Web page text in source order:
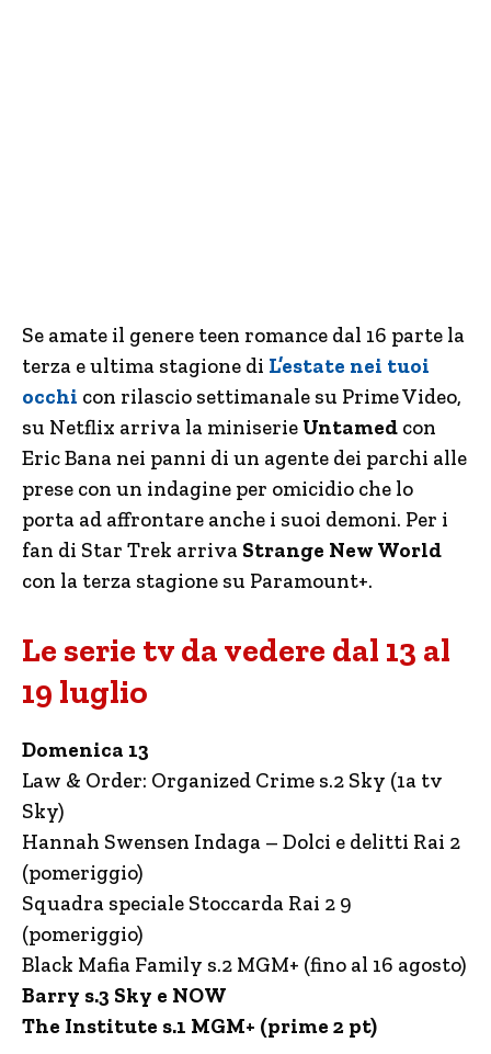
Se amate il genere teen romance dal 16 parte la
terza e ultima stagione di L’estate nei tuoi
occhi con rilascio settimanale su Prime Video,
su Netflix arriva la miniserie Untamed con
Eric Bana nei panni di un agente dei parchi alle
prese con un indagine per omicidio che lo
porta ad affrontare anche i suoi demoni. Per i
fan di Star Trek arriva Strange New World
con la terza stagione su Paramount+.
Le serie tv da vedere dal 13 al
19 luglio
Domenica 13
Law & Order: Organized Crime s.2 Sky (1a tv
Sky)
Hannah Swensen Indaga – Dolci e delitti Rai 2
(pomeriggio)
Squadra speciale Stoccarda Rai 2 9
(pomeriggio)
Black Mafia Family s.2 MGM+ (fino al 16 agosto)
Barry s.3 Sky e NOW
The Institute s.1 MGM+ (prime 2 pt)